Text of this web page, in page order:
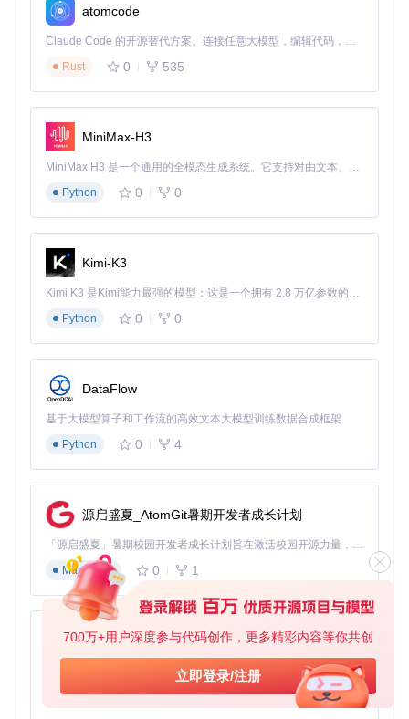
700万+用户深度参与代码创作，更多精彩内容等你共创
立即登录/注册
atomcode
Claude Code 的开源替代方案。连接任意大模型，编辑代码，运行命令，自动验证 — 全自动执行。用 Rust 构建，极致性能。 ｜ An open-source alternative to Claude Code. Connect any LLM, edit code, run commands, and verify changes — autonomously. Built in Rust for speed. Get Started
Rust
0 535
MiniMax-H3
MiniMax H3 是一个通用的全模态生成系统。它支持对由文本、图像、视频和音频组成的多模态上下文进行统一理解，并能生成分辨率高达 2K、时长可达 15 秒的带原生立体声音频的视频。得益于面向任务泛化的系统设计，H3 在预训练阶段就已具备广泛的多模态上下文理解与生成能力，能够出色地执行复杂的多模态指令。
Python
0 0
Kimi-K3
Kimi K3 是Kimi能力最强的模型：这是一个拥有 2.8 万亿参数的混合专家（MoE）模型，具备原生视觉理解能力，并支持 100 万 token 的上下文窗口。
Python
0 0
DataFlow
基于大模型算子和工作流的高效文本大模型训练数据合成框架
Python
0 4
源启盛夏_AtomGit暑期开发者成长计划
「源启盛夏」暑期校园开发者成长计划旨在激活校园开源力量，通过积分激励、认证扶持、资源倾斜等形式，引导高校组织和开发者完成「入驻 — 建项目 — 做贡献 — 获认证 — 得资源」的完整闭环。无论你是想带领社团入驻平台的组织者，还是希望用代码贡献证明自己的开发者，都能在这里找到属于你的成长路径。
Markdown
0 1
py-xiaozhi
基于Python的Xiaozhi AI，适用于想要完整Xiaozhi体验而无需拥有专用硬件的用户。
Python
0 1